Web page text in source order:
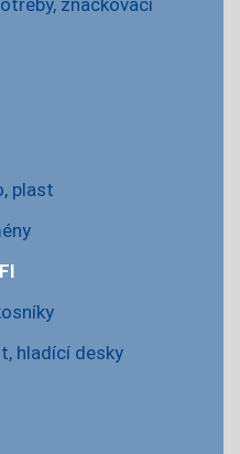
značkovací
plast
hladící desky